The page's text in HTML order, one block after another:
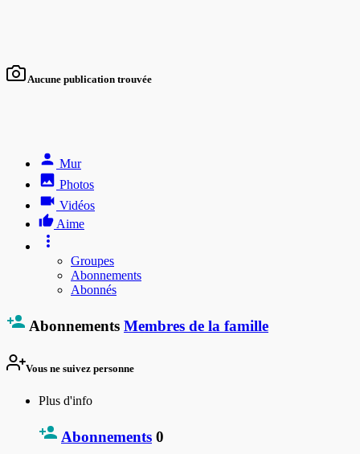
Aucune publication trouvée
Mur
Photos
Vidéos
Aime
Groupes
Abonnements
Abonnés
Abonnements Membres de la famille
Vous ne suivez personne
Plus d'info
Abonnements 0